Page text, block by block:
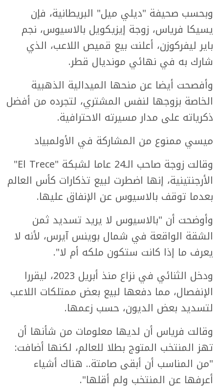
وبحسب صحيفة "ديلي ميل" البريطانية، فإن
يسيكا فرياس، زوجة إيزيكويل بالاسيوس، نجم
باير ليفركوزن، أعلنت بيع قميص اللاعب، الذي
شارك به في نهائي مونديال قطر.
وأفصحت أيضا عن منحها الميدالية الذهبية
الخاصة بزوجها لنفس المشتري، لتجرده من أفضل
ذكرياته على مدار مسيرته الاحترافية.
ميسي ممنوع من المشاركة في الأولمبياد
وقالت زوجة صاحب الـ24 عاما لشبكة "El Trece"
الأرجنتينية، إنها اضطرت لبيع تذكارات كأس العالم
بعدما توقف بالاسيوس عن الإنفاق عليها.
وأوضحت أن "بالاسيوس لا يريد تسديد ثمن
الشقة الواقعة في شمال بوينس آيرس، لأنه لا
يعرف ما إذا كانت ستكون ملكه أم لا".
ودخل الثنائي في نزاع منذ أبريل 2023، ليقررا
الإنفصال، مما دفعها لبيع بعض ممتلكات اللاعب
لتسديد بعض الديون، حسب زعمها.
وقالت فرياس أن لديها معلومات من شأنها أن
تهز المنتخب المتوج بطلا للعالم، لكنها أضافت:
"من المناسب أن أبقى صامتة.. هناك أشياء
أعرفها عن المنتخب ولم أقلها".